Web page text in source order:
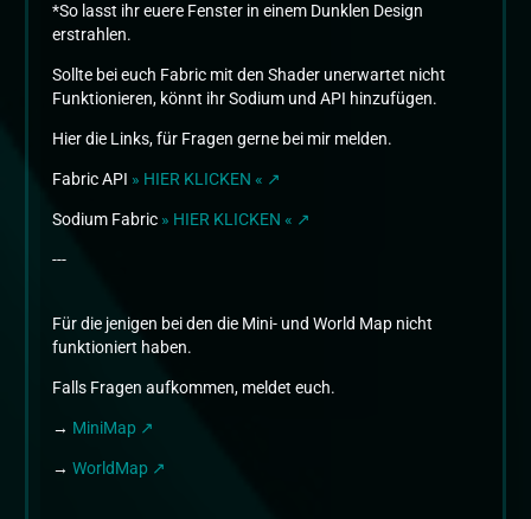
*So lasst ihr euere Fenster in einem Dunklen Design
erstrahlen.
Sollte bei euch Fabric mit den Shader unerwartet nicht
Funktionieren, könnt ihr Sodium und API hinzufügen.
Hier die Links, für Fragen gerne bei mir melden.
Fabric API » HIER KLICKEN «
Sodium Fabric » HIER KLICKEN «
---
Für die jenigen bei den die Mini- und World Map nicht
funktioniert haben.
Falls Fragen aufkommen, meldet euch.
→ MiniMap
→ WorldMap